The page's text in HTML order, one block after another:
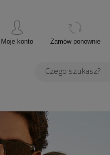
Moje konto Zamów ponownie